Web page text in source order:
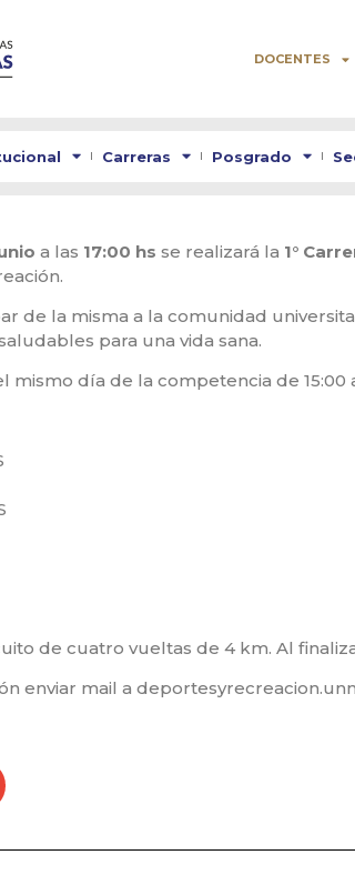
DOCENTES
Carreras Posgrado
a las 17:00 hs se realizará la 1°
de la misma a la comunidad
para una vida sana.
mismo día de la competencia de
de cuatro vueltas de 4 km. Al
enviar mail a